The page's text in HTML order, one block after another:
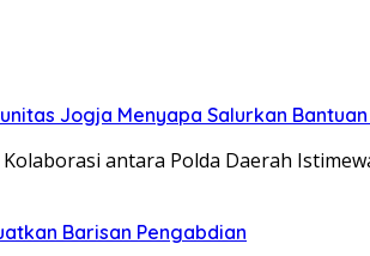
Jogja Menyapa Salurkan
Kolaborasi antara Polda Daerah
Barisan Pengabdian